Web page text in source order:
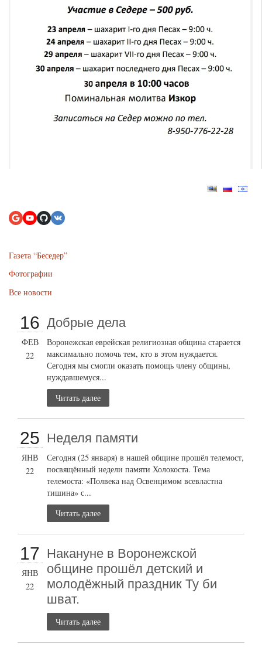
Газета “Беседер”
Фотографии
Все новости
16
ФЕВ
22
Добрые дела
Воронежская еврейская религиозная община старается
максимально помочь тем, кто в этом нуждается.
Сегодня мы смогли оказать помощь члену общины,
нуждавшемуся...
Читать далее
25
ЯНВ
22
Неделя памяти
Сегодня (25 января) в нашей общине прошёл телемост,
посвящённый недели памяти Холокоста. Тема
телемоста: «Полвека над Освенцимом всевластна
тишина» с...
Читать далее
17
ЯНВ
22
Накануне в Воронежской
общине прошёл детский и
молодёжный праздник Ту би
шват.
Читать далее